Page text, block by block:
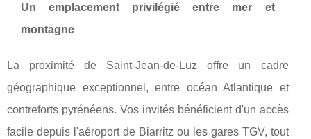
Un emplacement privilégié entre mer et
montagne
La proximité de Saint-Jean-de-Luz offre un cadre
géographique exceptionnel, entre océan Atlantique et
contreforts pyrénéens. Vos invités bénéficient d'un accès
facile depuis l'aéroport de Biarritz ou les gares TGV, tout